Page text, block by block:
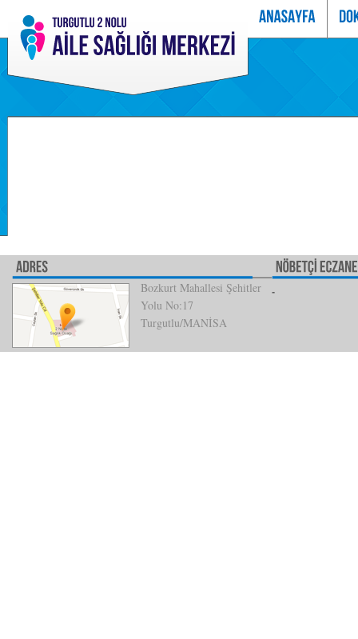
Bozkurt Mahallesi Şehitler
Yolu No:17
Turgutlu/MANİSA